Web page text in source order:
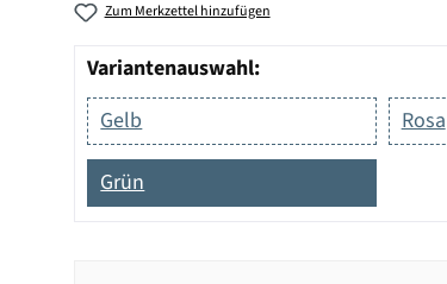
Zum Merkzettel hinzufügen
Variantenauswahl:
Gelb
Rosa
Grün